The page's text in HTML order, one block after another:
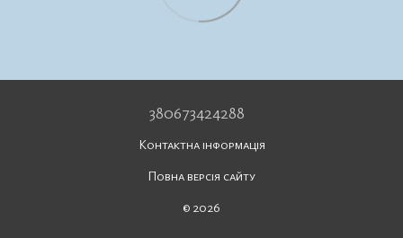
380673424288
Контактна інформація
Повна версія сайту
© 2026